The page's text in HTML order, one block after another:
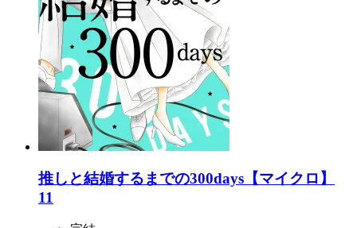
推しと結婚するまでの300days【マイクロ】
11